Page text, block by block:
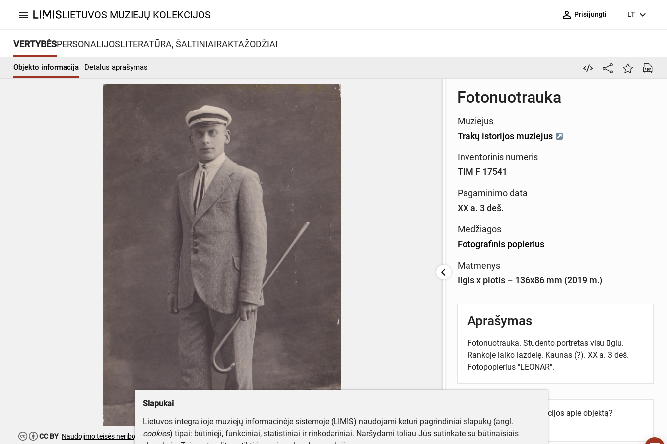
menu LIETUVOS MUZIEJŲ KOLEKCIJOS person_outline Prisijungti LT expand_more
VERTYBĖSPERSONALIJOSLITERATŪRA, ŠALTINIAIRAKTAŽODŽIAI
Objekto informacija Detalus aprašymas
CC BY Naudojimo teisės neribojamos
Fotonuotrauka
Muziejus
Trakų istorijos muziejus
Inventorinis numeris
TIM F 17541
Pagaminimo data
XX a. 3 deš.
Medžiagos
Fotografinis popierius
Matmenys
Ilgis x plotis – 136x86 mm (2019 m.)
Aprašymas
Fotonuotrauka. Studento portretas visu ūgiu.
Rankoje laiko lazdelę. Kaunas (?). XX a. 3 deš.
Fotopopierius "LEONAR".
Turite daugiau informacijos apie objektą?
Parašykite mums!
Slapukai
Lietuvos integralioje muziejų informacinėje sistemoje (LIMIS) naudojami keturi pagrindiniai slapukų (angl.
cookies) tipai: būtinieji, funkciniai, statistiniai ir rinkodariniai. Naršydami toliau Jūs sutinkate su būtinaisiais